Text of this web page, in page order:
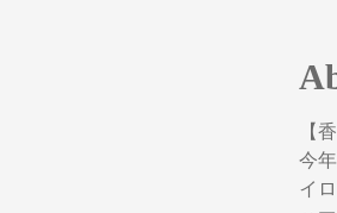
【
今
イ